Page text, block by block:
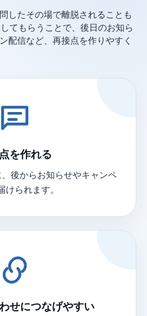
したその場で離脱されることも
てもらうことで、後日のお知ら
配信など、再接点を作りやすく
を作れる
後からお知らせやキャンペ
けられます。
せにつなげやすい